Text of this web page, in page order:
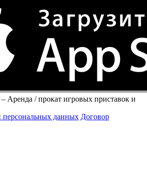
Аренда / прокат игровых приставок и
персональных данных Договор